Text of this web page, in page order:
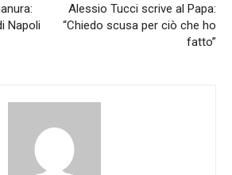
Napoli
Alessio Tucci scrive al Papa:
“Chiedo scusa per ciò che ho
fatto”